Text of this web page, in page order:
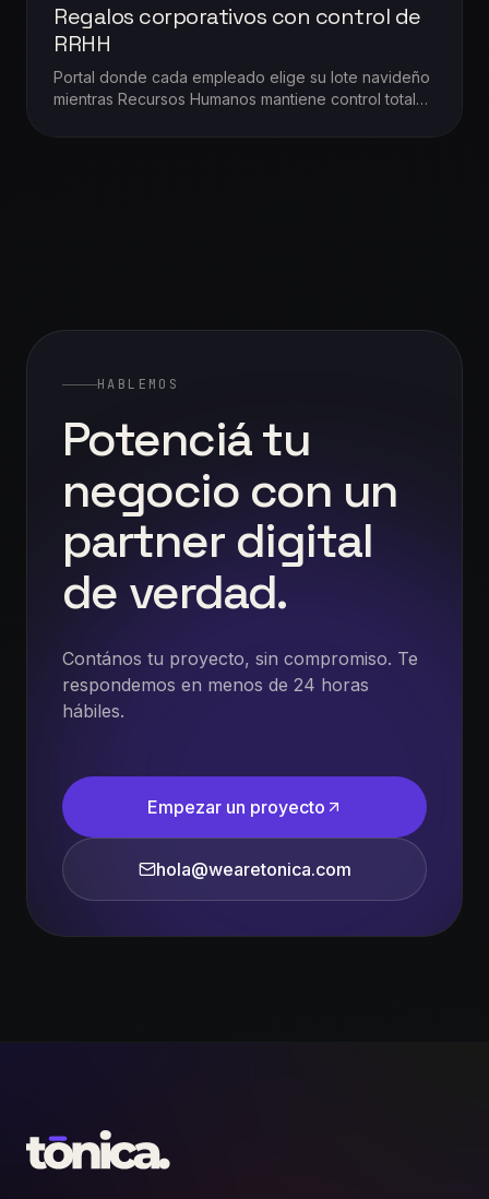
Regalos corporativos con control de
RRHH
Portal donde cada empleado elige su lote navideño
mientras Recursos Humanos mantiene control total
HABLEMOS
Potenciátu
negocio con un
partner digital
de verdad.
Contános tu proyecto, sin compromiso. Te
respondemos en menos de 24 horas
hábiles.
Empezar un proyecto
hola@wearetonica.com